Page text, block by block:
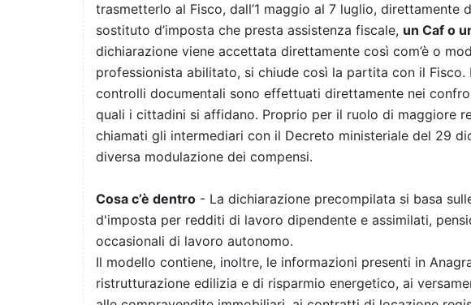
trasmetterlo al Fisco, dall’1 maggio al 7 luglio, direttamente
sostituto d’imposta che presta assistenza fiscale, un Caf o
dichiarazione viene accettata direttamente così com’è o
professionista abilitato, si chiude così la partita con il Fisco.
controlli documentali sono effettuati direttamente nei
quali i cittadini si affidano. Proprio per il ruolo di maggiore
chiamati gli intermediari con il Decreto ministeriale del 29
diversa modulazione dei compensi.
Cosa c’è dentro - La dichiarazione precompilata si basa
d'imposta per redditi di lavoro dipendente e assimilati,
occasionali di lavoro autonomo.
Il modello contiene, inoltre, le informazioni presenti in
ristrutturazione edilizia e di risparmio energetico, ai